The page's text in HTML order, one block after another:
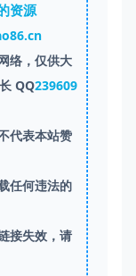
资源
络，仅供大
QQ239609
代表本站赞
任何违法的
接失效，请